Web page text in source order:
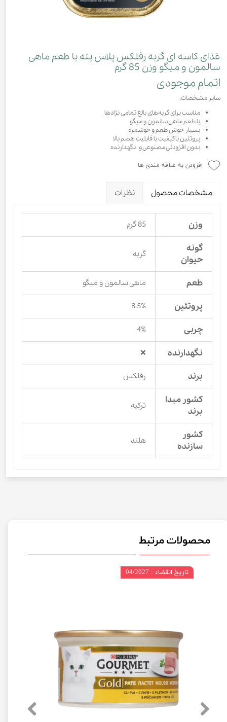
غذای کاسه ای گربه رفلکس پلاس پته با طعم ماهی
سالمون و میگو وزن 85 گرم
اتمام موجودی
سایر مشخصات:
مناسب برای گربه‌های بالغ تمامی نژادها
با طعم ماهی سالمون و میگو
بسیار خوش طعم و خوشمزه
پروتئین باکیفیت با قابلیت هضم بالا
بدون افزودنی مصنوعی و نگهدارنده
افزودن به علاقه مندی ها
مشخصات محصول نظرات
وزن 85 گرم
گونه
حیوان
گربه
طعم ماهی سالمون و میگو
پروتئین 8.5%
چربی 4%
نگهدارنده ❌
برند رفلکس
کشور مبدا
برند
ترکیه
کشور
سازنده
هلند
محصولات مرتبط
تاریخ انقضاء : 04/2027